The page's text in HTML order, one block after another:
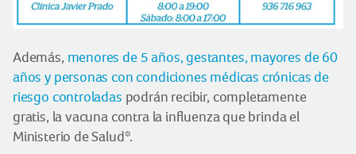
Además, menores de 5 años, gestantes, mayores de 60
años y personas con condiciones médicas crónicas de
riesgo controladas podrán recibir, completamente
gratis, la vacuna contra la influenza que brinda el
Ministerio de Salud*.